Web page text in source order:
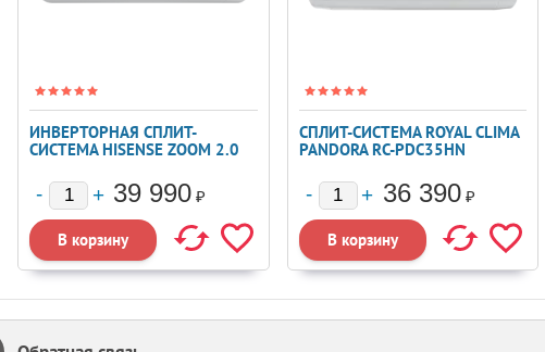
ИНВЕРТОРНАЯ СПЛИТ-
СИСТЕМА HISENSE ZOOM 2.0
13UW4RYRKB0539 990 ₽
СПЛИТ-СИСТЕМА ROYAL CLIMA
PANDORA RC-PDC35HN
36 390 ₽